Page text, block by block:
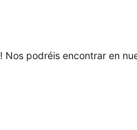
! Nos podréis encontrar en